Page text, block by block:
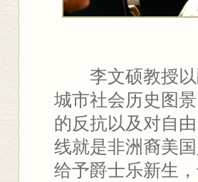
李文硕教授
城市社会历史图
的反抗以及对自
线就是非洲裔美
给予爵士乐新生